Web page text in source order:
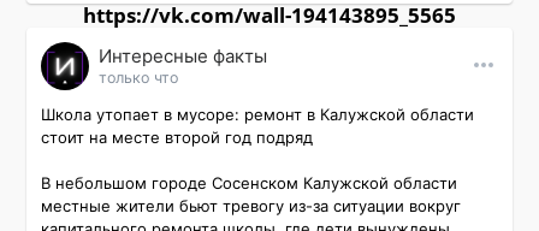
https://vk.com/wall-194143895_5565
Интересные факты
только что
Школа утопает в мусоре: ремонт в Калужской области
стоит на месте второй год подряд
В небольшом городе Сосенском Калужской области
местные жители бьют тревогу из-за ситуации вокруг